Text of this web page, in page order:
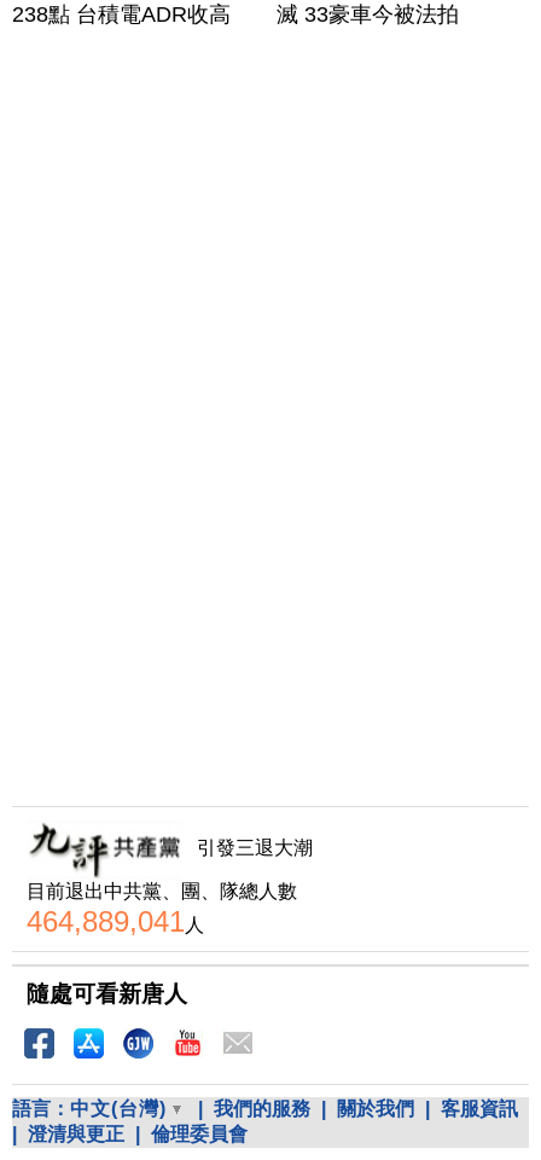
238點 台積電ADR收高
滅 33豪車今被法拍
引發三退大潮
目前退出中共黨、團、隊總人數
464,889,041人
隨處可看新唐人
語言： 中文(台灣) 我們的服務 關於我們
客服資訊
澄清與更正 倫理委員會